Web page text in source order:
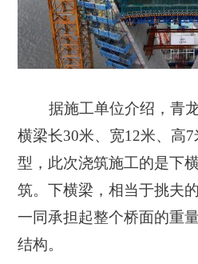
据施工单位介绍，青
横梁长30米、宽12米、高
型，此次浇筑施工的是下
筑。下横梁，相当于挑夫
一同承担起整个桥面的重
结构。